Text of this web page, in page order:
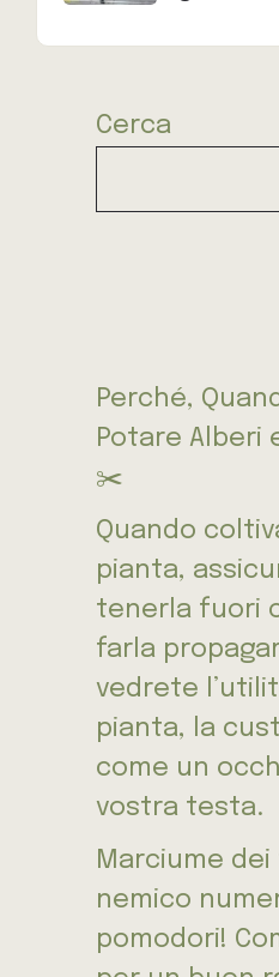
Cerca
Perché,
Potare Alberi
✂️
Quando
pianta,
tenerla fuori
farla
vedrete
pianta, la
come un
vostra testa.
Marciume dei
nemico
pomodori!